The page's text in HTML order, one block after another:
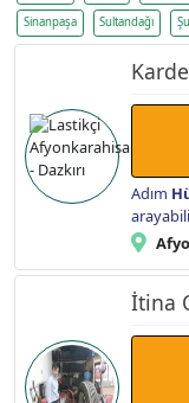
Sinanpaşa Sultandağı
Adım
İtina